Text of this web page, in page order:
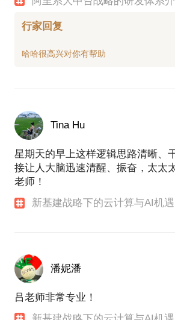
行家回复
Tina Hu
星期天的早上这样逻辑思路清晰、
接让人大脑迅速清醒、振奋，太太
老师！
新基建战略下的云计算与AI机遇
潘妮潘
吕老师非常专业！